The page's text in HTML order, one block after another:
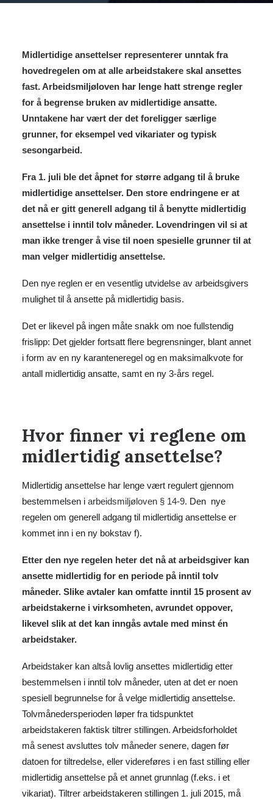
Midlertidige ansettelser representerer unntak fra
hovedregelen om at alle arbeidstakere skal ansettes
fast. Arbeidsmiljøloven har lenge hatt strenge regler
for å begrense bruken av midlertidige ansatte.
Unntakene har vært der det foreligger særlige
grunner, for eksempel ved vikariater og typisk
sesongarbeid.
Fra 1. juli ble det åpnet for større adgang til å bruke
midlertidige ansettelser. Den store endringene er at
det nå er gitt generell adgang til å benytte midlertidig
ansettelse i inntil tolv måneder. Lovendringen vil si at
man ikke trenger å vise til noen spesielle grunner til at
man velger midlertidig ansettelse.
Den nye reglen er en vesentlig utvidelse av arbeidsgivers
mulighet til å ansette på midlertidig basis.
Det er likevel på ingen måte snakk om noe fullstendig
frislipp: Det gjelder fortsatt flere begrensninger, blant annet
i form av en ny karanteneregel og en maksimalkvote for
antall midlertidig ansatte, samt en ny 3-års regel.
Hvor finner vi reglene om
midlertidig ansettelse?
Midlertidig ansettelse har lenge vært regulert gjennom
bestemmelsen i arbeidsmiljøloven § 14-9. Den nye
regelen om generell adgang til midlertidig ansettelse er
kommet inn i en ny bokstav f).
Etter den nye regelen heter det nå at arbeidsgiver kan
ansette midlertidig for en periode på inntil tolv
måneder. Slike avtaler kan omfatte inntil 15 prosent av
arbeidstakerne i virksomheten, avrundet oppover,
likevel slik at det kan inngås avtale med minst én
arbeidstaker.
Arbeidstaker kan altså lovlig ansettes midlertidig etter
bestemmelsen i inntil tolv måneder, uten at det er noen
spesiell begrunnelse for å velge midlertidig ansettelse.
Tolvmånedersperioden løper fra tidspunktet
arbeidstakeren faktisk tiltrer stillingen. Arbeidsforholdet
må senest avsluttes tolv måneder senere, dagen før
datoen for tiltredelse, eller videreføres i en fast stilling eller
midlertidig ansettelse på et annet grunnlag (f.eks. i et
vikariat). Tiltrer arbeidstakeren stillingen 1. juli 2015, må